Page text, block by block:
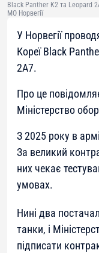
Black Panther K2 та Leopard
МО Норвегії
У Норвегії
Кореї Black
2A7.
Про це
Міністерство
З 2025 року в
За великий
них чекає
умовах.
Нині два
танки, і
підписати